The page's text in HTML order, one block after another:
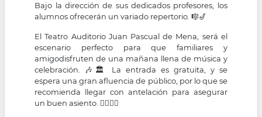
Bajo la dirección de sus dedicados profesores, los
alumnos ofrecerán un variado repertorio. 🎼🎷
El Teatro Auditorio Juan Pascual de Mena, será el
escenario perfecto para que familiares y
amigodisfruten de una mañana llena de música y
celebración. 🎶🏛 La entrada es gratuita, y se
espera una gran afluencia de público, por lo que se
recomienda llegar con antelación para asegurar
un buen asiento. 🚶‍♂🚶‍♀